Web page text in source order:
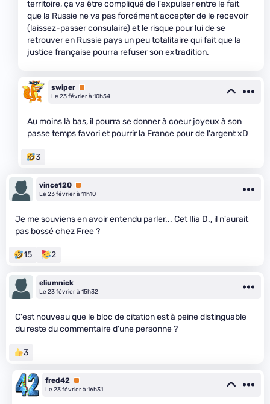
territoire, ça va être compliqué de l'expulser entre le fait
que la Russie ne va pas forcément accepter de le recevoir
(laissez-passer consulaire) et le risque pour lui de se
retrouver en Russie pays un peu totalitaire qui fait que la
justice française pourra refuser son extradition.
swiper Premium
Le 23 février à 10h54
Au moins là bas, il pourra se donner à coeur joyeux à son
passe temps favori et pourrir la France pour de l'argent xD
3
vince120 Premium
Le 23 février à 11h10
Je me souviens en avoir entendu parler... Cet Ilia D., il n'aurait
pas bossé chez Free ?
15 2
eliumnick
Le 23 février à 15h32
C'est nouveau que le bloc de citation est à peine distinguable
du reste du commentaire d'une personne ?
3
fred42 Premium
Le 23 février à 16h31